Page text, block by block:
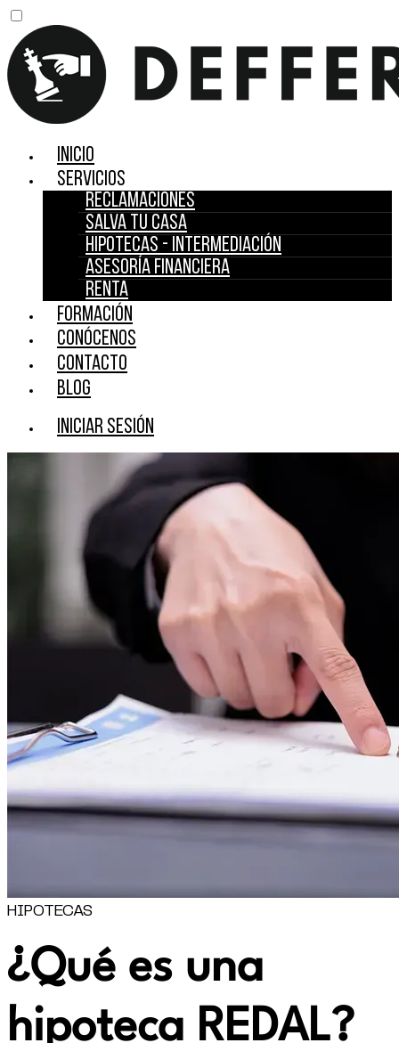
Inicio
Servicios
Reclamaciones
Salva tu casa
Hipotecas - Intermediación
Asesoría financiera
Renta
Formación
Conócenos
Contacto
Blog
Iniciar sesión
HIPOTECAS
¿Qué es una
hipoteca REDAL?